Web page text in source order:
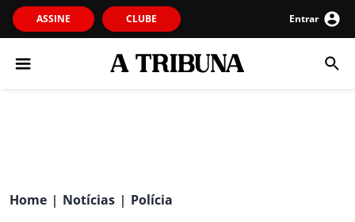
ASSINE CLUBE Entrar
Home | Notícias | Polícia